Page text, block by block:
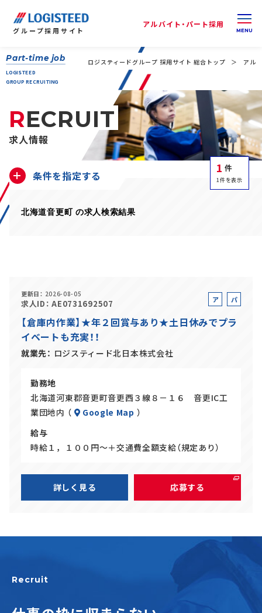
グループ採用サイト
アルバイト・パート採用
アルバイト・
Part-time job
LOGISTEED
GROUP RECRUITING
ロジスティードグループ 採用サイト 総合トップ アル
RECRUIT
求人情報
1 件
1件を表示
条件を指定する
北海道音更町 の求人検索結果
更新日 2026-08-05
求人ID AE0731692507
ア
バ
パ
ト
【倉庫内作業】★年２回賞与あり★土日休みでプラ
イベートも充実！！
就業先 ロジスティード北日本株式会社
勤務地
北海道河東郡音更町音更西３線８－１６ 音更IC工
業団地内 （
Google Map ）
給与
時給１，１００円～＋交通費全額支給（規定あり）
詳しく見る 応募する
Recruit